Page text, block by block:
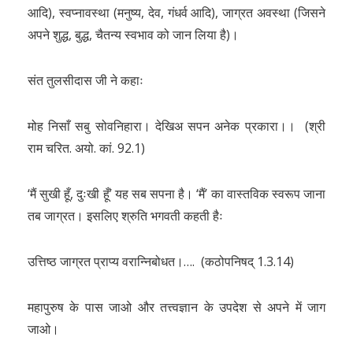
आदि), स्वप्नावस्था (मनुष्य, देव, गंधर्व आदि), जाग्रत अवस्था (जिसने
अपने शुद्ध, बुद्ध, चैतन्य स्वभाव को जान लिया है)।
संत तुलसीदास जी ने कहाः
मोह निसाँ सबु सोवनिहारा। देखिअ सपन अनेक प्रकारा।। (श्री
राम चरित. अयो. कां. 92.1)
‘मैं सुखी हूँ, दुःखी हूँ’ यह सब सपना है। ‘मैं’ का वास्तविक स्वरूप जाना
तब जाग्रत। इसलिए श्रुति भगवती कहती हैः
उत्तिष्ठ जाग्रत प्राप्य वरान्निबोधत।…. (कठोपनिषद् 1.3.14)
महापुरुष के पास जाओ और तत्त्वज्ञान के उपदेश से अपने में जाग
जाओ।